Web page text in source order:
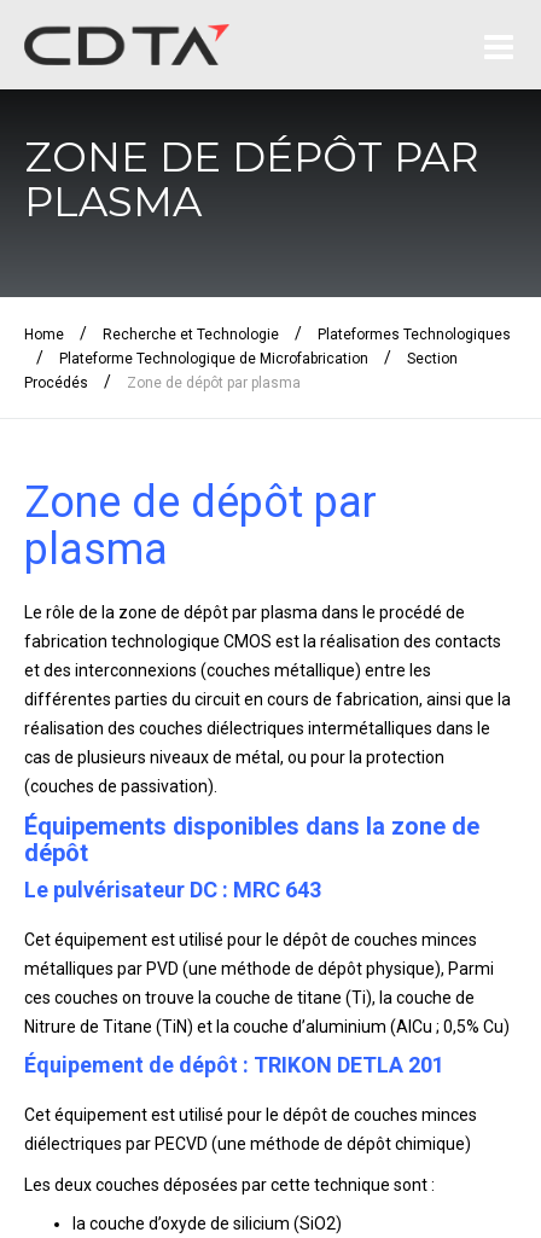
ZONE DE DÉPÔT PAR
PLASMA
Home / Recherche et Technologie / Plateformes Technologiques
/ Plateforme Technologique de Microfabrication /
Section
Procédés
/ Zone de dépôt par plasma
Zone de dépôt par
plasma
Le rôle de la zone de dépôt par plasma dans le procédé de
fabrication technologique CMOS est la réalisation des contacts
et des interconnexions (couches métallique) entre les
différentes parties du circuit en cours de fabrication, ainsi que la
réalisation des couches diélectriques intermétalliques dans le
cas de plusieurs niveaux de métal, ou pour la protection
(couches de passivation).
Équipements disponibles dans la zone de
dépôt
Le pulvérisateur DC : MRC 643
Cet équipement est utilisé pour le dépôt de couches minces
métalliques par PVD (une méthode de dépôt physique), Parmi
ces couches on trouve la couche de titane (Ti), la couche de
Nitrure de Titane (TiN) et la couche d’aluminium (AlCu ; 0,5% Cu)
Équipement de dépôt : TRIKON DETLA 201
Cet équipement est utilisé pour le dépôt de couches minces
diélectriques par PECVD (une méthode de dépôt chimique)
Les deux couches déposées par cette technique sont :
la couche d’oxyde de silicium (SiO2)